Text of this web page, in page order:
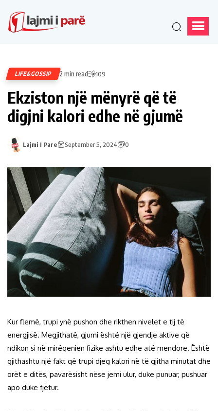
LIFE&GOSSIP 2 min read 109
Ekziston një mënyrë që të
digjni kalori edhe në gjumë
Lajmi I Pare September 5, 2024 0
Kur flemë, trupi ynë pushon dhe rikthen nivelet e tij të
energjisë. Megjithatë, gjumi është një gjendje aktive që
ndikon si në mirëqenien fizike ashtu edhe atë mendore. Është
gjithashtu një fakt që trupi djeg kalori në të gjitha minutat dhe
orët e ditës, pavarësisht nëse jemi ulur, duke punuar, pushuar
apo duke fjetur.